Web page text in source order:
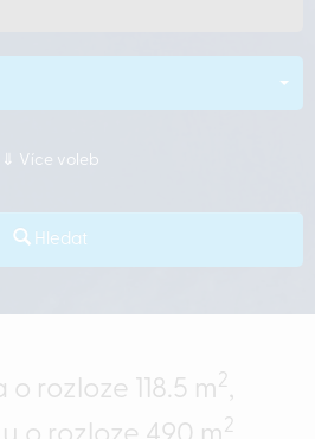
Více voleb
Hledat
rozloze 118.5 m2 ,
2